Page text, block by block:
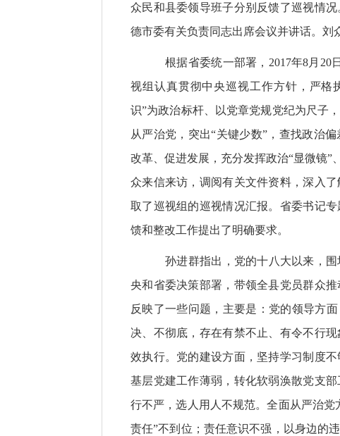
众民和县委领导班子分别反馈了巡视情
德市委有关负责同志出席会议并讲话。刘
根据省委统一部署，2017年8月20
视组认真贯彻中央巡视工作方针，严格
识”为政治标杆、以党章党规党纪为尺子
从严治党，突出“关键少数”，查找政治
改革、促进发展，充分发挥政治“显微镜”
众来信来访，调阅有关文件资料，深入
取了巡视组的巡视情况汇报。省委书记
馈和整改工作提出了明确要求。
孙进群指出，党的十八大以来，围
央和省委决策部署，带领全县党员群众
反映了一些问题，主要是：党的领导方
决、不彻底，存在有禁不止、有令不行
效执行。党的建设方面，坚持学习制度
基层党建工作薄弱，转化软弱涣散党支
行不严，选人用人不规范。全面从严治
责任”不到位；责任意识不强，以身边的